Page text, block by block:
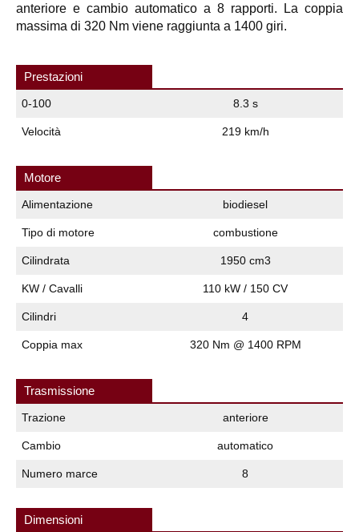
anteriore e cambio automatico a 8 rapporti. La coppia
massima di 320 Nm viene raggiunta a 1400 giri.
Prestazioni
0-100 8.3 s
Velocità 219 km/h
Motore
Alimentazione biodiesel
Tipo di motore combustione
Cilindrata 1950 cm3
KW / Cavalli 110 kW / 150 CV
Cilindri 4
Coppia max 320 Nm @ 1400 RPM
Trasmissione
Trazione anteriore
Cambio automatico
Numero marce 8
Dimensioni